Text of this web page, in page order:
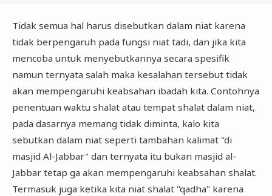
Tidak semua hal harus disebutkan dalam niat karena
tidak berpengaruh pada fungsi niat tadi, dan jika kita
mencoba untuk menyebutkannya secara spesifik
namun ternyata salah maka kesalahan tersebut tidak
akan mempengaruhi keabsahan ibadah kita. Contohnya
penentuan waktu shalat atau tempat shalat dalam niat,
pada dasarnya memang tidak diminta, kalo kita
sebutkan dalam niat seperti tambahan kalimat "di
masjid Al-Jabbar" dan ternyata itu bukan masjid al-
Jabbar tetap ga akan mempengaruhi keabsahan shalat.
Termasuk juga ketika kita niat shalat "qadha" karena